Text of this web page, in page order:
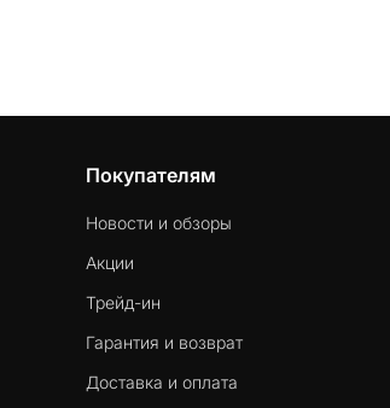
Покупателям
Новости и обзоры
Акции
Трейд-ин
Гарантия и возврат
Доставка и оплата